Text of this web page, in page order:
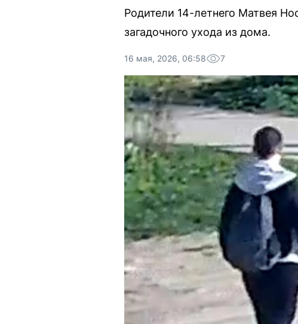
Родители 14-летнего Матвея
загадочного ухода из дома.
16 мая, 2026, 06:58 7